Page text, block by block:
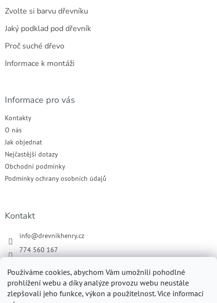
Používáme cookies, abychom Vám umožnili pohodlné
prohlížení webu a díky analýze provozu webu neustále
zlepšovali jeho funkce, výkon a použitelnost. Více informací
Zvolte si barvu dřevníku
Jaký podklad pod dřevník
Proč suché dřevo
Informace k montáži
Informace pro vás
Kontakty
O nás
Jak objednat
Nejčastější dotazy
Obchodní podmínky
Podmínky ochrany osobních údajů
Kontakt
info@drevnikhenry.cz
774 560 167